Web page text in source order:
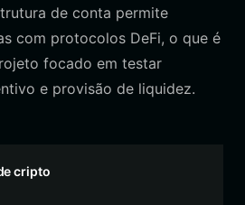
de conta permite
com protocolos DeFi, o que é
focado em testar
e provisão de liquidez.
cripto